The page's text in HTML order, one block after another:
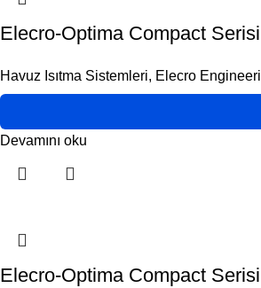
Elecro-Optima Compact
Havuz Isıtma Sistemleri, Elecro
Devamını oku
Elecro-Optima Compact